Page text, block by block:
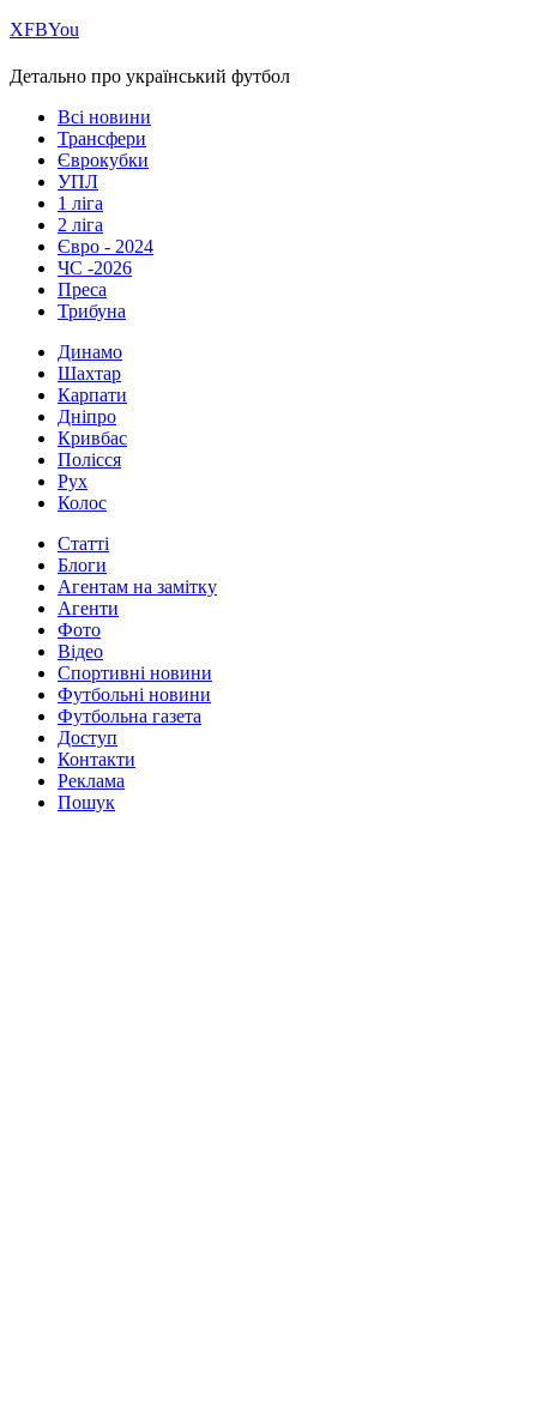
ХFBYou
Детально про український футбол
Всі новини
Трансфери
Єврокубки
УПЛ
1 ліга
2 ліга
Євро - 2024
ЧС -2026
Преса
Трибуна
Динамо
Шахтар
Карпати
Дніпро
Кривбас
Полісся
Рух
Колос
Статті
Блоги
Агентам на замітку
Агенти
Фото
Відео
Спортивні новини
Футбольні новини
Футбольна газета
Доступ
Контакти
Реклама
Пошук